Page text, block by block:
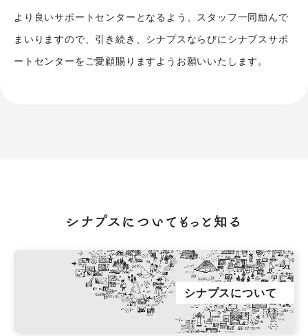
より良いサポートセンターとなるよう、スタッフ一同励んで
まいりますので、引き続き、シナプスならびにシナプスサポ
ートセンターをご愛顧賜りますようお願いいたします。
シナプスについてもっと知る
シナプスについて